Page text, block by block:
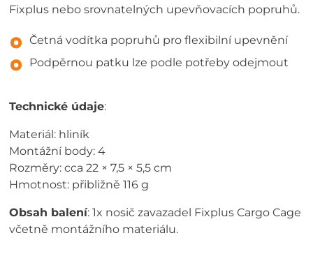
Fixplus nebo srovnatelných upevňovacích popruhů.
Četná vodítka popruhů pro flexibilní upevnění
Podpěrnou patku lze podle potřeby odejmout
Technické údaje:
Materiál: hliník
Montážní body: 4
Rozměry: cca 22 × 7,5 × 5,5 cm
Hmotnost: přibližně 116 g
Obsah balení: 1x nosič zavazadel Fixplus Cargo Cage
včetně montážního materiálu.